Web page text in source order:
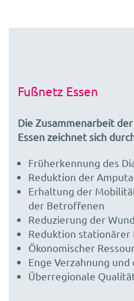
Fußnetz Essen
Die Zusammenarbeit
Essen zeichnet sich
Früherkennung des
Reduktion der
Erhaltung der
der Betroffenen
Reduzierung der
Reduktion stationärer
Ökonomischer
Enge Verzahnung
Überregionale